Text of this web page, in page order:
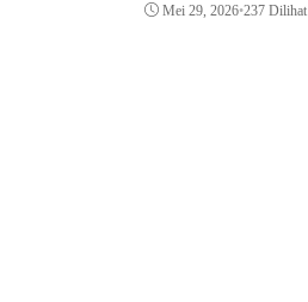
Mei 29, 2026•237 Dilihat